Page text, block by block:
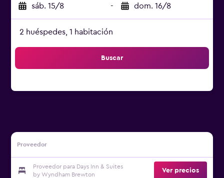
sáb. 15/8 - dom. 16/8
2 huéspedes, 1 habitación
Buscar
Proveedor
Proveedor para Days Inn & Suites
by Wyndham Brewton
Ver precios